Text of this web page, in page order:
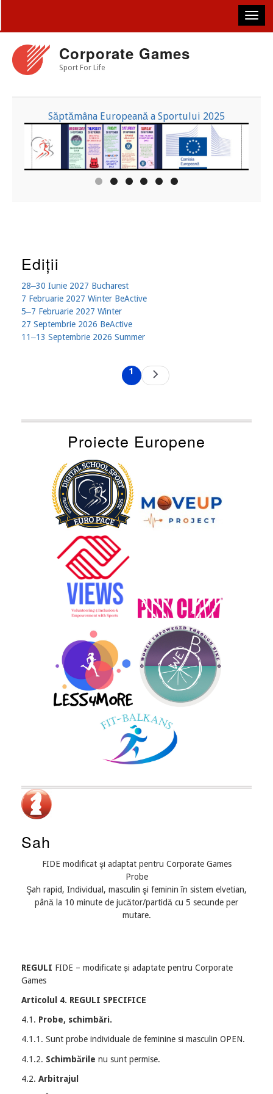
main
content
Corporate Games
Sport For Life
Săptămâna Europeană a Sportului 2025
Ediții
28‒30 Iunie 2027 Bucharest
7 Februarie 2027 Winter BeActive
5‒7 Februarie 2027 Winter
27 Septembrie 2026 BeActive
11‒13 Septembrie 2026 Summer
Current
page
1
Next
page
Proiecte Europene
Sah
FIDE modificat şi adaptat pentru Corporate Games
Probe
Şah rapid, Individual, masculin şi feminin în sistem elvetian,
până la 10 minute de jucător/partidă cu 5 secunde per
mutare.
REGULI FIDE – modificate și adaptate pentru Corporate
Games
Articolul 4. REGULI SPECIFICE
4.1. Probe, schimbări.
4.1.1. Sunt probe individuale de feminine si masculin OPEN.
4.1.2. Schimbările nu sunt permise.
4.2. Arbitrajul